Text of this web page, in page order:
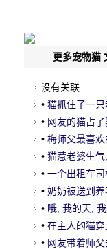
更多宠物猫
没有关联
• 猫抓住了一
脸惊呆了
• 网友的猫占
来.....。
• 梅师父最喜
巴.....。
• 猫惹老婆生
• 一个出租车
• 奶奶被送到
到几周后.....。
• 哦, 我的天,
• 在主人的猫
花.....。
• 网友带着师